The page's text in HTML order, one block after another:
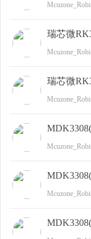
瑞芯微
瑞芯微